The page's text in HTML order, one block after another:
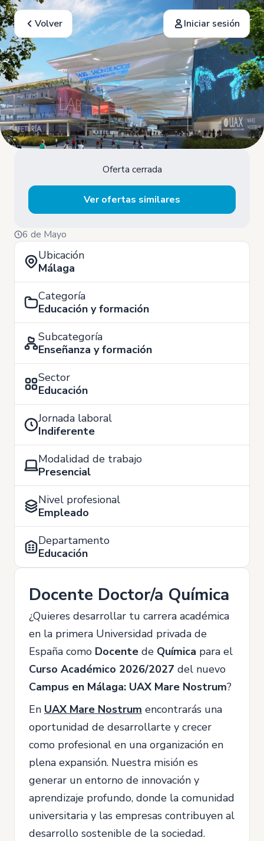
Volver Iniciar sesión
Oferta cerrada
Ver ofertas similares
6 de Mayo
Ubicación
Málaga
Categoría
Educación y formación
Subcategoría
Enseñanza y formación
Sector
Educación
Jornada laboral
Indiferente
Modalidad de trabajo
Presencial
Nivel profesional
Empleado
Departamento
Educación
Docente Doctor/a Química
¿Quieres desarrollar tu carrera académica
en la primera Universidad privada de
España como Docente de Química para el
Curso Académico 2026/2027 del nuevo
Campus en Málaga: UAX Mare Nostrum?
En UAX Mare Nostrum encontrarás una
oportunidad de desarrollarte y crecer
como profesional en una organización en
plena expansión. Nuestra misión es
generar un entorno de innovación y
aprendizaje profundo, donde la comunidad
universitaria y las empresas contribuyen al
desarrollo sostenible de la sociedad.